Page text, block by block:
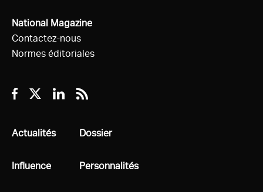
National Magazine
Contactez-nous
Normes éditoriales
Facebook
TwitterLinkedin
RSS
Tous
Actualités
Tous
Influence
Tous
Dossier
Tous
Personnalités